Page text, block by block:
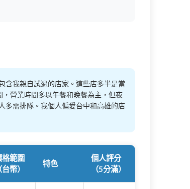
含我親自試過的店家。這些店多半是當
營業時間多以午餐和晚餐為主，但夜
多需排隊。我個人偏愛台中和高雄的店
格範圍
台幣）
特色
個人評分
（5分滿）